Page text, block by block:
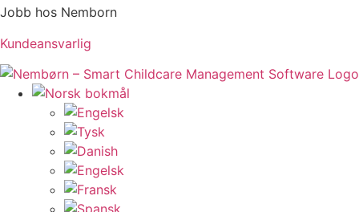
Jobb hos Nemborn
Kundeansvarlig